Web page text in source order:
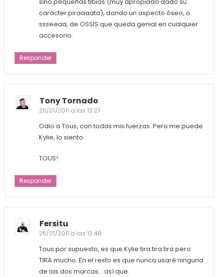
carácter piraaaata), dando un aspecto óseo, o
ssseeaa, de OSSIS que queda genial en cualquier
accesorio.
Responder
Tony Tornado
26/01/2011 a las 13:27
Odio a Tous, con todas mis fuerzas. Pero me puede
Kylie, lo siento:
TOUS!
Responder
Fersitu
26/01/2011 a las 13:48
Tous por supuesto, es que Kylie tira tira tira pero
TIRA mucho. En el resto es que nunca usaré ninguna
de las dos marcas… así que.